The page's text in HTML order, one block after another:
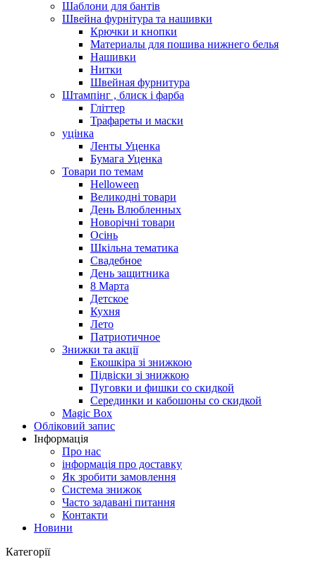
Шаблони для бантів
Швейна фурнітура та нашивки
Крючки и кнопки
Материалы для пошива нижнего белья
Нашивки
Нитки
Швейная фурнитура
Штампінг , блиск і фарба
Гліттер
Трафареты и маски
уцінка
Ленты Уценка
Бумага Уценка
Товари по темам
Helloween
Великодні товари
День Влюбленных
Новорічні товари
Осінь
Шкільна тематика
Свадебное
День защитника
8 Марта
Детское
Кухня
Лето
Патриотичное
Знижки та акції
Екошкіра зі знижкою
Підвіски зі знижкою
Пуговки и фишки со скидкой
Серединки и кабошоны со скидкой
Magic Box
Обліковий запис
Інформація
Про нас
інформація про доставку
Як зробити замовлення
Система знижок
Часто задавані питання
Контакти
Новини
Категорії